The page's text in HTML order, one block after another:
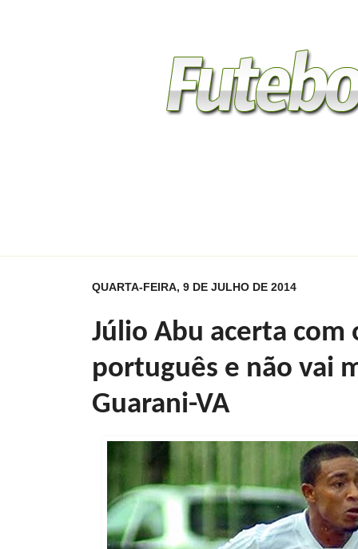
QUARTA-FEIRA, 9 DE JULHO DE 2014
Júlio Abu acerta
português e não vai
Guarani-VA